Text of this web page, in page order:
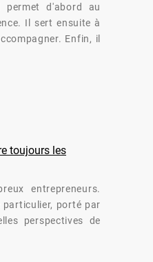
d'abord au
Il sert ensuite à
Enfin, il
toujours les
entrepreneurs.
particulier, porté par
perspectives de